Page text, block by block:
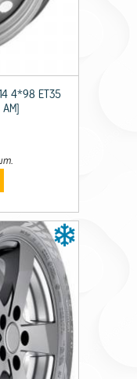
Ш.
92
4*98 ET35